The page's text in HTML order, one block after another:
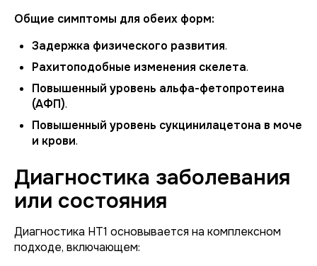
Общие симптомы для обеих форм:
Задержка физического развития.
Рахитоподобные изменения скелета.
Повышенный уровень альфа-фетопротеина
(АФП).
Повышенный уровень сукцинилацетона в моче
и крови.
Диагностика заболевания
или состояния
Диагностика НТ1 основывается на комплексном
подходе, включающем: